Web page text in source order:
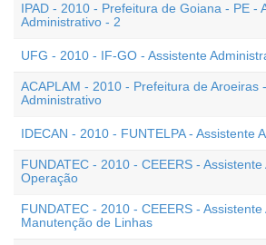
IPAD - 2010 - Prefeitura de Goiana - PE -
Administrativo - 2
UFG - 2010 - IF-GO - Assistente
ACAPLAM - 2010 - Prefeitura de Aroeiras
Administrativo
IDECAN - 2010 - FUNTELPA - Assistente
FUNDATEC - 2010 - CEEERS -
Operação
FUNDATEC - 2010 - CEEERS -
Manutenção de Linhas